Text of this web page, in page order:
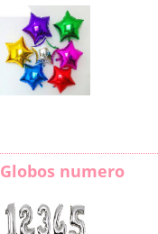
Globos numero